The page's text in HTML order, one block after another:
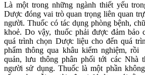
Là một trong những ngành thiết yếu
Dược đóng vai trò quan trọng liên quan
người. Thuốc có tác dụng phòng bệnh,
khoẻ. Do vậy, thuốc phải được đảm bảo
quá trình chọn Dược liệu cho đến quá
phẩm thông qua khâu kiểm nghiệm,
quản, lưu thông phân phối tới các Nhà
người sử dụng. Thuốc là một phần